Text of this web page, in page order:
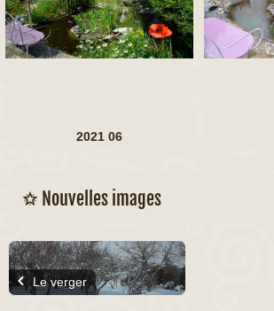
2021 06
Nouvelles images
Le verger